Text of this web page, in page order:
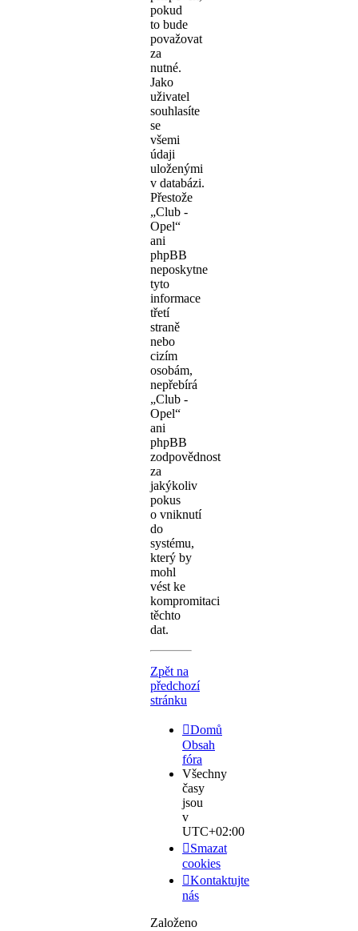
pokud
to bude
považovat
za
nutné.
Jako
uživatel
souhlasíte
se
všemi
údaji
uloženými
v databázi.
Přestože
„Club -
Opel“
ani
phpBB
neposkytne
tyto
informace
třetí
straně
nebo
cizím
osobám,
nepřebírá
„Club -
Opel“
ani
phpBB
zodpovědnost
za
jakýkoliv
pokus
o vniknutí
do
systému,
který by
mohl
vést ke
kompromitaci
těchto
dat.
Zpět na
předchozí
stránku
Domů
Obsah
fóra
Všechny
časy
jsou
v
UTC+02:00
Smazat
cookies
Kontaktujte
nás
Založeno